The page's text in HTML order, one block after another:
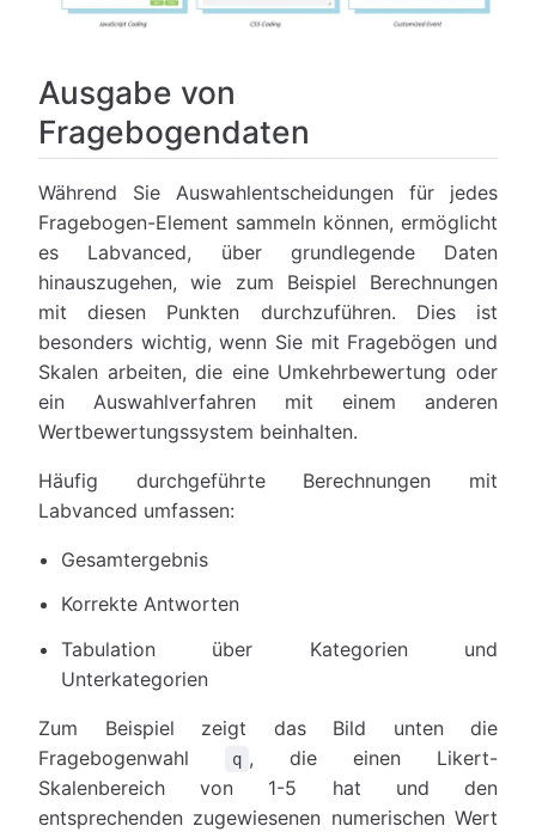
Ausgabe von
Fragebogendaten
Während Sie Auswahlentscheidungen für jedes
Fragebogen-Element sammeln können, ermöglicht
es Labvanced, über grundlegende Daten
hinauszugehen, wie zum Beispiel Berechnungen
mit diesen Punkten durchzuführen. Dies ist
besonders wichtig, wenn Sie mit Fragebögen und
Skalen arbeiten, die eine Umkehrbewertung oder
ein Auswahlverfahren mit einem anderen
Wertbewertungssystem beinhalten.
Häufig durchgeführte Berechnungen mit
Labvanced umfassen:
Gesamtergebnis
Korrekte Antworten
Tabulation über Kategorien und
Unterkategorien
Zum Beispiel zeigt das Bild unten die
Fragebogenwahl
q , die einen Likert-
Skalenbereich von 1-5 hat und den
entsprechenden zugewiesenen numerischen Wert